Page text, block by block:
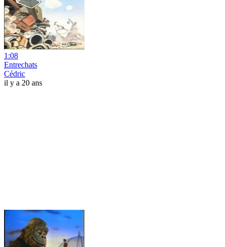
1:08
Entrechats
Cédric
il y a 20 ans